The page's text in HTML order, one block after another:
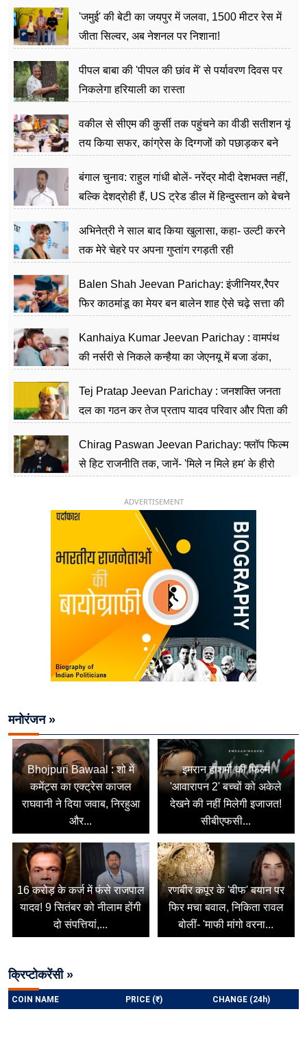
'जमुई' की बेटी का जयपुर में जलवा, 1500 मीटर रेस में
जीता सिल्वर, अब नेशनल पर निशाना!
पीपल बाबा की 'पीपल की छांव में' से पर्यावरण दिवस पर
निकलेगा हरियाली का रास्ता
वकील से सीएम की कुर्सी तक पहुंचने का वीडी सतीशन यूं
तय किया सफर, कांग्रेस के दिग्गजों को पछाड़कर बने
बंगाल चुनाव: राहुल गांधी बोलें- नरेंद्र मोदी देशभक्त नहीं,
बल्कि देशद्रोही हैं, US ट्रेड डील में हिन्दुस्तान को बेचने
अभिनेत्री ने साल बाद किया खुलासा, कहा- उल्टी करने
तक मेरे चेहरे पर अपना गुप्तांग रगड़ती रही
Balen Shah Jeevan Parichay: इंजीनियर,रैपर
फिर काठमांडू का मेयर बन बालेन शाह ऐसे चढ़े सत्ता की
Kanhaiya Kumar Jeevan Parichay : वामपंथ
की नर्सरी से निकले कन्हैया का जेएनयू में बजा डंका,
Tej Pratap Jeevan Parichay : जनशक्ति जनता
दल का गठन कर तेज प्रताप यादव परिवार और पिता की
Chirag Paswan Jeevan Parichay: फ्लॉप फिल्म
से हिट राजनीति तक, जानें- 'मिले न मिले हम' के हीरो
ADVERTISEMENT
मनोरंजन »
Bhojpuri Bawaal : शो में
कमेंट्स का एक्ट्रेस काजल
राघवानी ने दिया जवाब, निरहुआ
और...
इमरान हाशमी की फिल्म
'आवारापन 2' बच्चों को अकेले
देखने की नहीं मिलेगी इजाजत!
सीबीएफसी...
16 करोड़ के कर्ज में फंसे राजपाल
यादव! 9 सितंबर को नीलाम होंगी
दो संपत्तियां,...
रणबीर कपूर के 'बीफ' बयान पर
फिर मचा बवाल, निकिता रावल
बोलीं- 'माफी मांगो वरना...
क्रिप्टोकरेंसी »